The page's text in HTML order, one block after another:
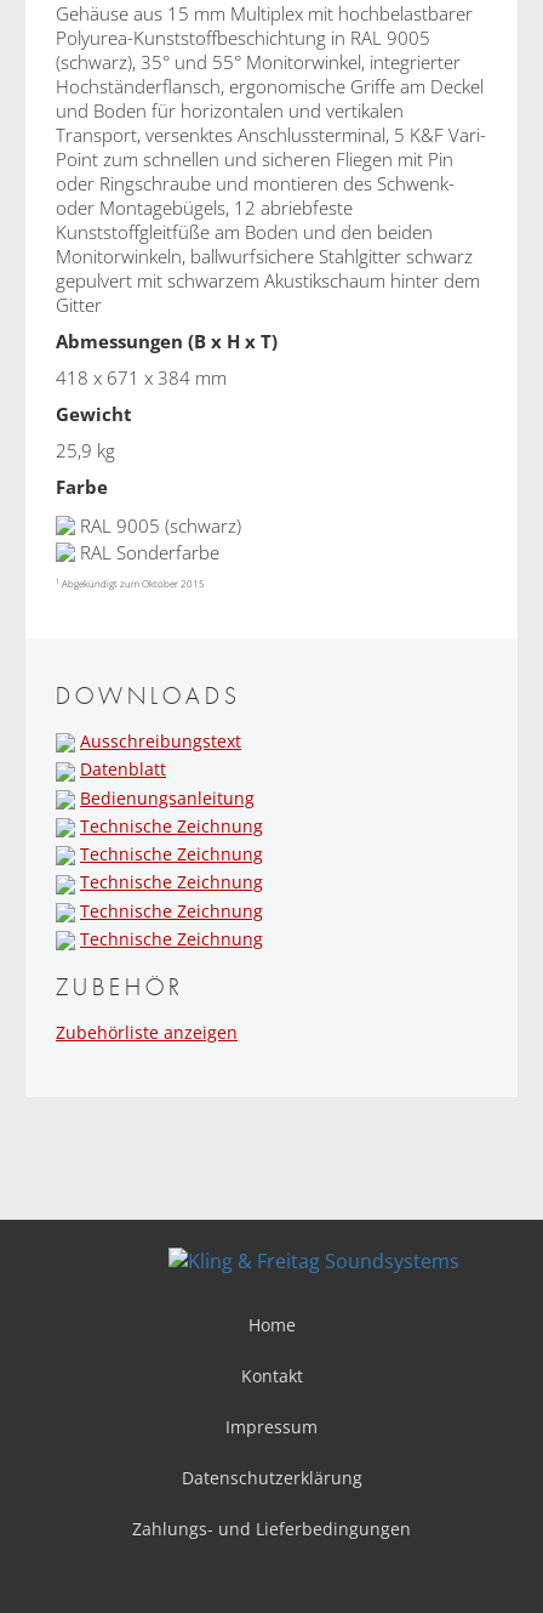
Gehäuse aus 15 mm Multiplex mit hochbelastbarer
Polyurea-Kunststoffbeschichtung in RAL 9005
(schwarz), 35° und 55° Monitorwinkel, integrierter
Hochständerflansch, ergonomische Griffe am Deckel
und Boden für horizontalen und vertikalen
Transport, versenktes Anschlussterminal, 5 K&F Vari-
Point zum schnellen und sicheren Fliegen mit Pin
oder Ringschraube und montieren des Schwenk-
oder Montagebügels, 12 abriebfeste
Kunststoffgleitfüße am Boden und den beiden
Monitorwinkeln, ballwurfsichere Stahlgitter schwarz
gepulvert mit schwarzem Akustikschaum hinter dem
Gitter
Abmessungen (B x H x T)
418 x 671 x 384 mm
Gewicht
25,9 kg
Farbe
RAL 9005 (schwarz)
RAL Sonderfarbe
1 Abgekündigt zum Oktober 2015
DOWNLOADS
Ausschreibungstext
Datenblatt
Bedienungsanleitung
Technische Zeichnung
Technische Zeichnung
Technische Zeichnung
Technische Zeichnung
Technische Zeichnung
ZUBEHÖR
Zubehörliste anzeigen
Home
Kontakt
Impressum
Datenschutzerklärung
Zahlungs- und Lieferbedingungen